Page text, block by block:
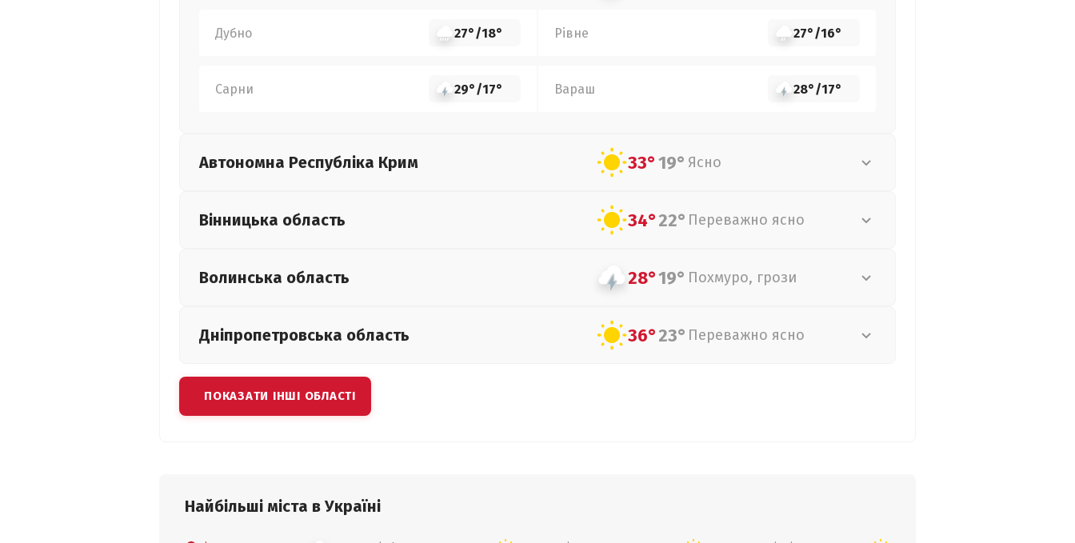
Дубно 27°/18° Рівне 27°/16°
Сарни 29°/17° Вараш 28°/17°
Автономна Республіка Крим 33°19° Ясно
Вінницька область 34°22° Переважно ясно
Волинська область 28°19° Похмуро, грози
Дніпропетровська область 36°23° Переважно ясно
ПОКАЗАТИ ІНШІ ОБЛАСТІ
Найбільші міста в Україні